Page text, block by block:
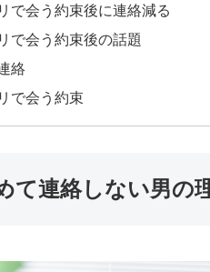
で会う約束後に連絡減る
で会う約束後の話題
絡
で会う約束
て連絡しない男の